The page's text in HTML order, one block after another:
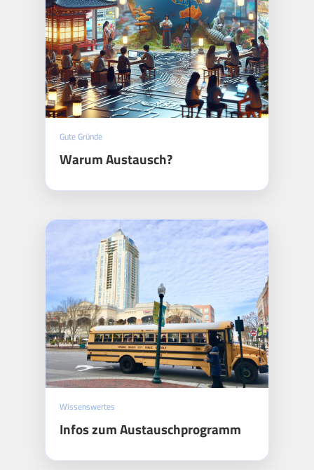
Gute Gründe
Warum Austausch?
Wissenswertes
Infos zum Austauschprogramm